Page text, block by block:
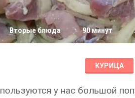
Вторые блюда 90 минут
КУРИЦА
пользуются у нас большой